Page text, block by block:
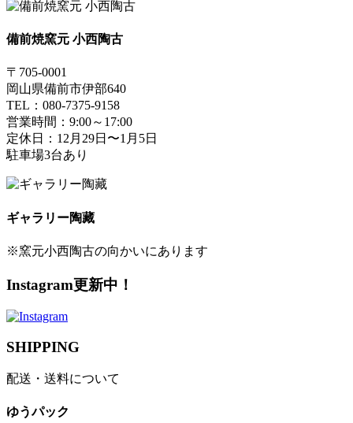
備前焼窯元 小西陶古
〒705-0001
岡山県備前市伊部640
TEL：080-7375-9158
営業時間：9:00～17:00
定休日：12月29日〜1月5日
駐車場3台あり
ギャラリー陶藏
※窯元小西陶古の向かいにあります
Instagram更新中！
SHIPPING
配送・送料について
ゆうパック